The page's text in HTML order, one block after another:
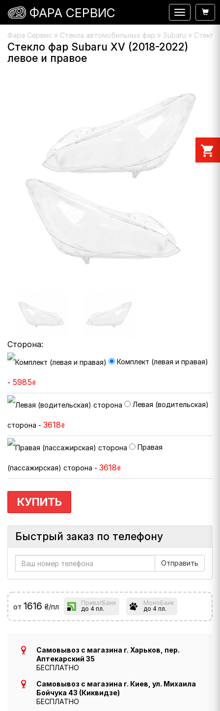
Фара Сервис » Стекла автомобильных фар » Subaru »
Стекло фар Subaru XV (2018-2022)
левое и правое
Сторона:
Комплект (левая и правая)
- 5985₴
Левая (водительская)
сторона - 3618₴
Правая
(пассажирская) сторона - 3618₴
КУПИТЬ
Быстрый заказ по телефону
от 1616 ₴/пл
ПриватБанк
до 4 пл.
МоноБанк
до 4 пл.
Самовывоз с магазина г. Харьков, пер.
Аптекарский 35
БЕСПЛАТНО
Самовывоз с магазина г. Киев, ул. Михаила
Бойчука 43 (Киквидзе)
БЕСПЛАТНО
Навигация
ФАРА СЕРВИС
shopping_cart